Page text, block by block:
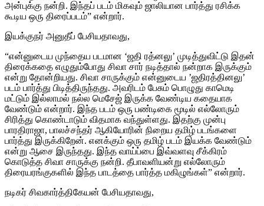
அன்புக்கு நன்றி. இந்தப் படம் மிகவும் ஜாலியான பார்த்து ரசிக்க
கூடிய ஒரு திரைப்படம்” என்றார்.
இயக்குநர் அனுதீப் பேசியதாவது,
“என்னுடைய முந்தைய படமான ‘ஜதி ரத்னலு’ முடித்துவிட்டு இதன்
திரைக்கதை எழுதும்போது சிவா சார் நடித்தால் நன்றாக இருக்கும்
என்று தோன்றியது. சிவா சாருக்கும் என்னுடைய ’ஜதிரத்தினலு’
படம் பார்த்து பிடித்திருந்தது. அவரிடம் பேசும் பொழுது காமெடி
மட்டும் இல்லாமல் நல்ல மெசேஜ் இருக்க வேண்டிய கதையாக
வேண்டும் என்றார். இந்த படம் ஒரு பண்டிகை மூடில் எல்லோரும்
சிரித்து கொண்டாடும் விதமாக வந்துள்ளது. இதற்கு முன்பு
பாரதிராஜா, பாலச்சந்தர் ஆகியோரின் நிறைய தமிழ் படங்களை
பார்த்து இருக்கிறேன். எனக்கும் ஒரு தமிழ் படம் இயக்க வேண்டும்
என்று ஆசை இருந்தது. இந்த வாய்ப்பை இவ்வளவு சீக்கிரம்
கொடுத்த சிவா சாருக்கு நன்றி. தீபாவளியன்று எல்லோரும்
திரையரங்குகளில் இந்த பாடத்தை பார்த்த மகிழுங்கள்” என்றார்.
நடிகர் சிவகார்த்திகேயன் பேசியதாவது,